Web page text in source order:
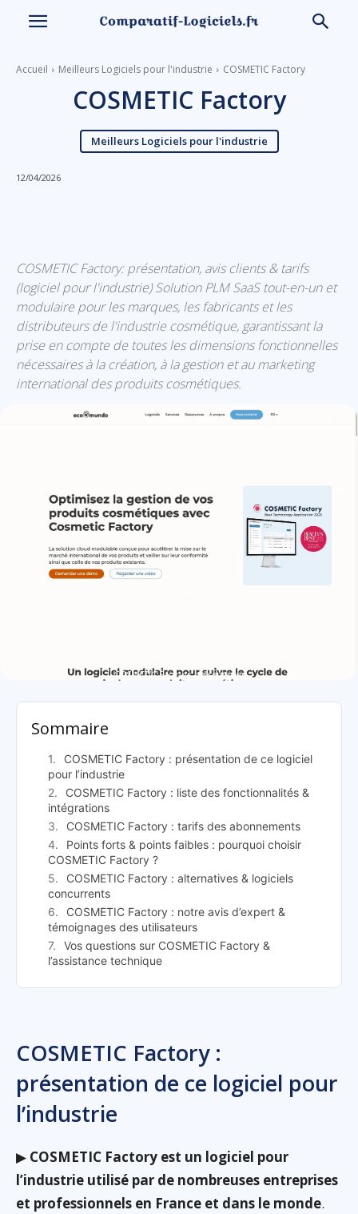
Accueil Meilleurs Logiciels pour l'industrie COSMETIC Factory
COSMETIC Factory
Meilleurs Logiciels pour l'industrie
12/04/2026
COSMETIC Factory: présentation, avis clients & tarifs
(logiciel pour l'industrie) Solution PLM SaaS tout-en-un et
modulaire pour les marques, les fabricants et les
distributeurs de l'industrie cosmétique, garantissant la
prise en compte de toutes les dimensions fonctionnelles
nécessaires à la création, à la gestion et au marketing
international des produits cosmétiques.
COSMETIC Factory: présentation
Sommaire
COSMETIC Factory : présentation de ce logiciel
pour l’industrie
COSMETIC Factory : liste des fonctionnalités &
intégrations
COSMETIC Factory : tarifs des abonnements
Points forts & points faibles : pourquoi choisir
COSMETIC Factory ?
COSMETIC Factory : alternatives & logiciels
concurrents
COSMETIC Factory : notre avis d’expert &
témoignages des utilisateurs
Vos questions sur COSMETIC Factory &
l’assistance technique
COSMETIC Factory :
présentation de ce logiciel pour
l’industrie
▶ COSMETIC Factory est un logiciel pour
l’industrie utilisé par de nombreuses entreprises
et professionnels en France et dans le monde.